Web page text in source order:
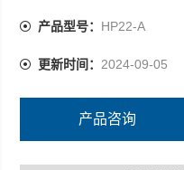
的性能和便于维修的特
产品型号： HP22-A
更新时间： 2024-09-05
产品咨询